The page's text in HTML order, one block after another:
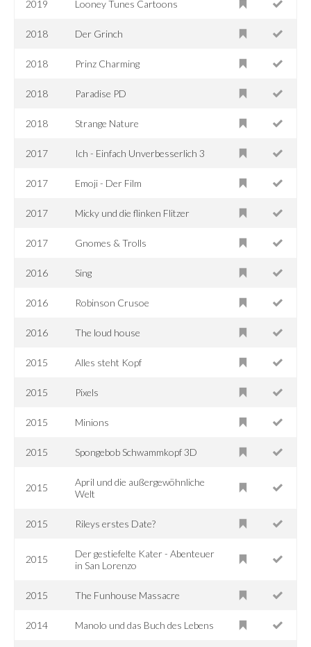
2019 Looney Tunes Cartoons
2018 Der Grinch
2018 Prinz Charming
2018 Paradise PD
2018 Strange Nature
2017 Ich - Einfach Unverbesserlich 3
2017 Emoji - Der Film
2017 Micky und die flinken Flitzer
2017 Gnomes & Trolls
2016 Sing
2016 Robinson Crusoe
2016 The loud house
2015 Alles steht Kopf
2015 Pixels
2015 Minions
2015 Spongebob Schwammkopf 3D
2015
April und die außergewöhnliche
Welt
2015 Rileys erstes Date?
2015
Der gestiefelte Kater - Abenteuer
in San Lorenzo
2015 The Funhouse Massacre
2014 Manolo und das Buch des Lebens